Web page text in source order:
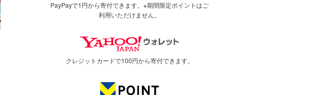
PayPayで1円から寄付できます。※期間限定ポイントはご
利用いただけません。
クレジットカードで100円から寄付できます。